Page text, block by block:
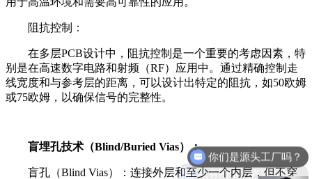
阻抗控制：
在多层PCB设计中，阻抗控制是一个重要的考虑因素，特
别是在高速数字电路和射频（RF）应用中。通过精确控制走
线宽度和与参考层的距离，可以设计出特定的阻抗，如50欧姆
或75欧姆，以确保信号的完整性。
盲埋孔技术（Blind/Buried Vias）：
盲孔（Blind Vias）：连接外层和至少一个内层，但不穿
我有图纸，咨询报价。